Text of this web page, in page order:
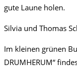
gute Laune holen.
Silvia und Thomas
Im kleinen grünen
DRUMHERUM“